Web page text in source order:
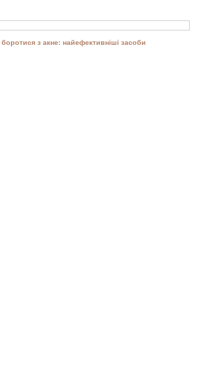
з акне: найефективніші засоби